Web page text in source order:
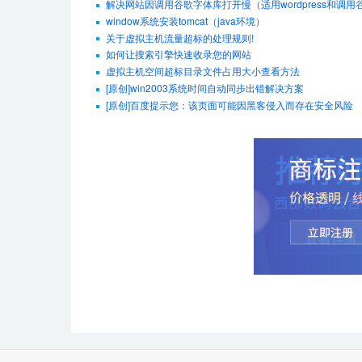
解决网站因调用谷歌字体库打开慢（适用wordpress和调用
window系统安装tomcat（java环境）
关于虚拟主机流量超标的处理规则!
如何让搜索引擎快速收录您的网站
虚拟主机空间超标目录文件占用大小查看方法
[原创]win2003系统时间自动同步出错解决方案
[原创]百度提示您：该页面可能因黑客侵入而存在安全风险